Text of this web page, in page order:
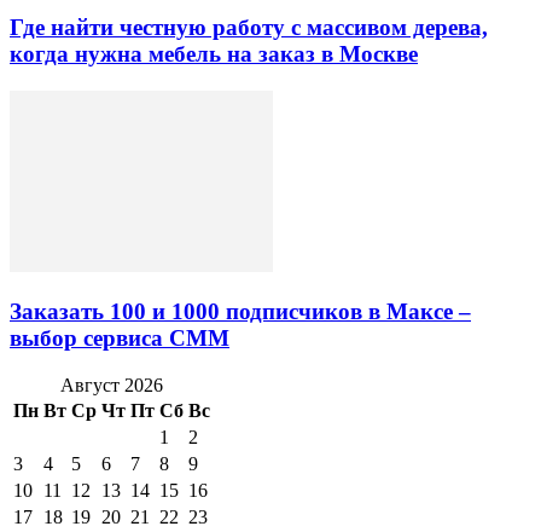
Где найти честную работу с массивом дерева,
когда нужна мебель на заказ в Москве
Заказать 100 и 1000 подписчиков в Максе –
выбор сервиса СММ
Август 2026
Пн Вт Ср Чт Пт Сб Вс
1
2
3
4 5 6 7 8
9
10 11 12 13 14 15 16
17 18 19 20 21 22 23